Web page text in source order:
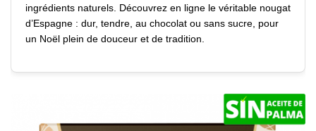
ingrédients naturels. Découvrez en ligne le véritable nougat
d’Espagne : dur, tendre, au chocolat ou sans sucre, pour
un Noël plein de douceur et de tradition.